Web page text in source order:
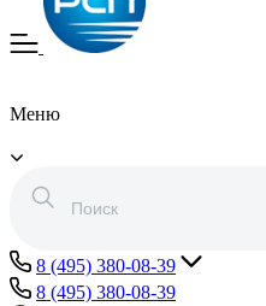
Меню
8 (495) 380-08-39
8 (495) 380-08-39